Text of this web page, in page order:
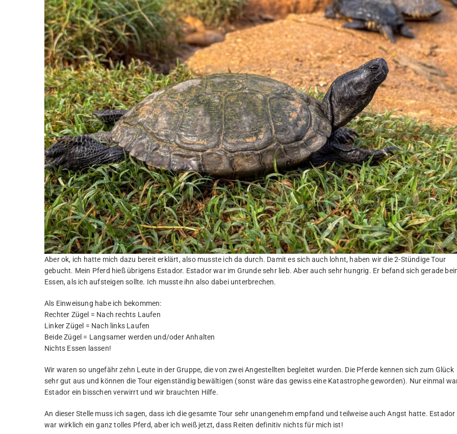
Aber ok, ich hatte mich dazu bereit erklärt, also musste ich da durch. Damit es sich auch lohnt, haben wir die 2-Stündige Tour
gebucht. Mein Pferd hieß übrigens Estador. Estador war im Grunde sehr lieb. Aber auch sehr hungrig. Er befand sich gerade
Essen, als ich aufsteigen sollte. Ich musste ihn also dabei unterbrechen.
Als Einweisung habe ich bekommen:
Rechter Zügel = Nach rechts Laufen
Linker Zügel = Nach links Laufen
Beide Zügel = Langsamer werden und/oder Anhalten
Nichts Essen lassen!
Wir waren so ungefähr zehn Leute in der Gruppe, die von zwei Angestellten begleitet wurden. Die Pferde kennen sich zum Glück
sehr gut aus und können die Tour eigenständig bewältigen (sonst wäre das gewiss eine Katastrophe geworden). Nur einmal
Estador ein bisschen verwirrt und wir brauchten Hilfe.
An dieser Stelle muss ich sagen, dass ich die gesamte Tour sehr unangenehm empfand und teilweise auch Angst hatte. Estador
war wirklich ein ganz tolles Pferd, aber ich weiß jetzt, dass Reiten definitiv nichts für mich ist!